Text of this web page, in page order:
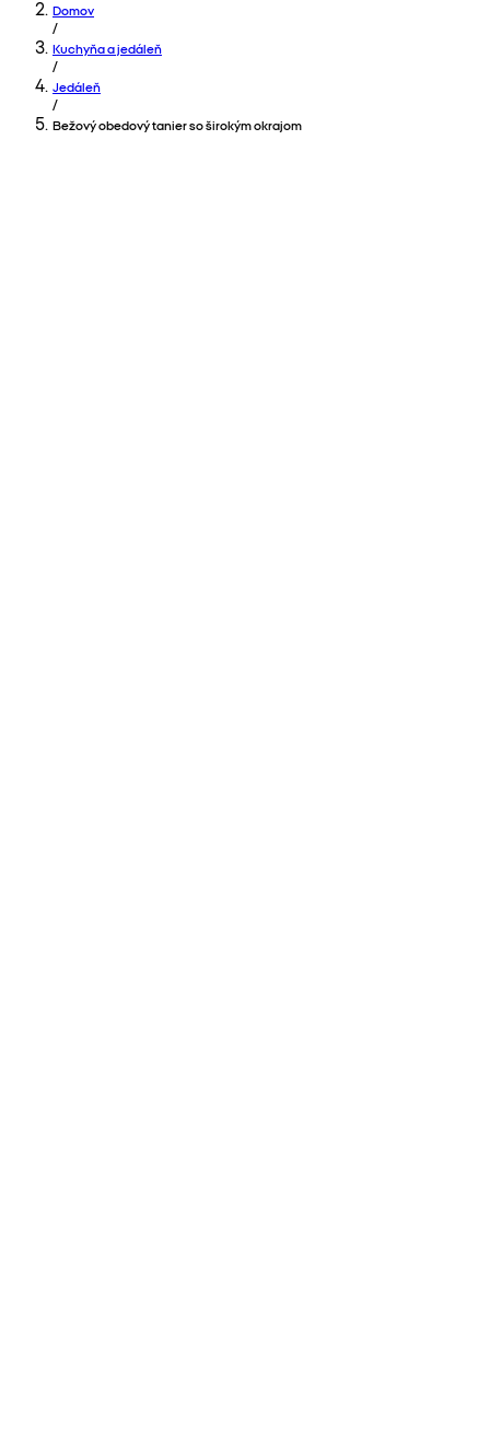
Domov
/
Kuchyňa a jedáleň
/
Jedáleň
/
Bežový obedový tanier so širokým okrajom